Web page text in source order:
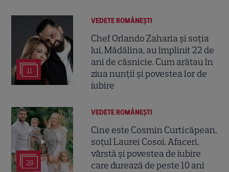
11
VEDETE ROMÂNEŞTI
Chef Orlando Zaharia și soția
lui, Mădălina, au împlinit 22 de
ani de căsnicie. Cum arătau în
ziua nunții și povestea lor de
iubire
29
VEDETE ROMÂNEŞTI
Cine este Cosmin Curticăpean,
soțul Laurei Cosoi. Afaceri,
vârstă și povestea de iubire
care durează de peste 10 ani